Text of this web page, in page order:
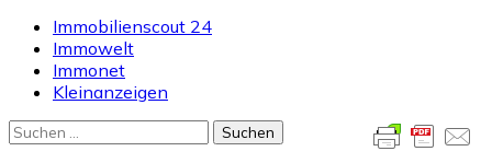
Immobilienscout 24
Immowelt
Immonet
Kleinanzeigen
Suchen